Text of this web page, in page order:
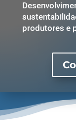
produtores e